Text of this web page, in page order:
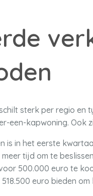
sterk per regio en
een-kapwoning. Ook
is in het eerste
tijd om te
500.000 euro te
euro bieden om